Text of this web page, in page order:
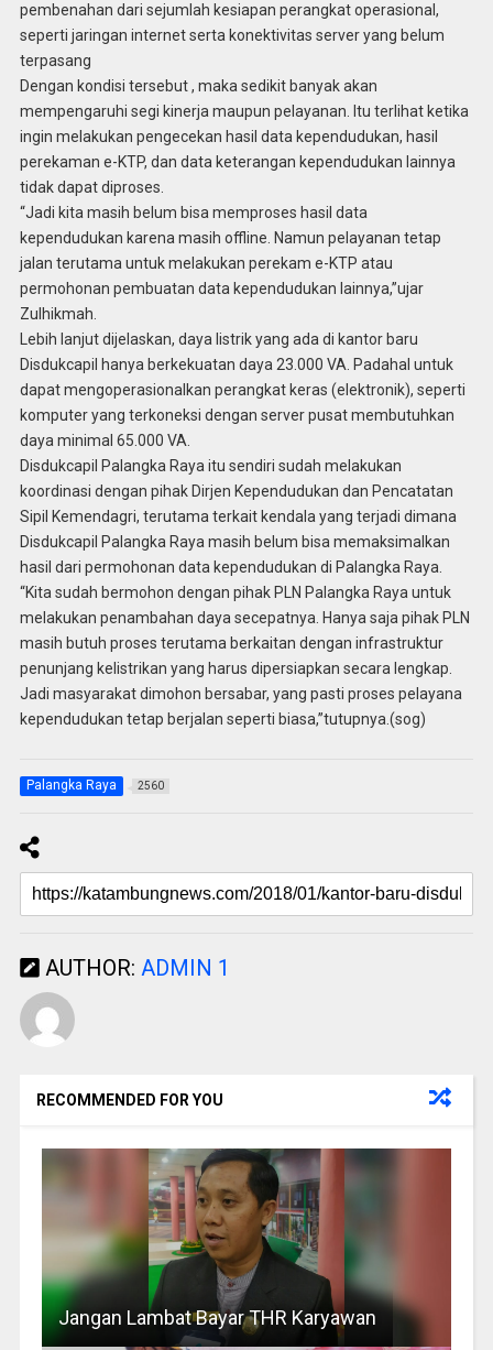
pembenahan dari sejumlah kesiapan perangkat operasional,
seperti jaringan internet serta konektivitas server yang belum
terpasang
Dengan kondisi tersebut , maka sedikit banyak akan
mempengaruhi segi kinerja maupun pelayanan. Itu terlihat ketika
ingin melakukan pengecekan hasil data kependudukan, hasil
perekaman e-KTP, dan data keterangan kependudukan lainnya
tidak dapat diproses.
“Jadi kita masih belum bisa memproses hasil data
kependudukan karena masih offline. Namun pelayanan tetap
jalan terutama untuk melakukan perekam e-KTP atau
permohonan pembuatan data kependudukan lainnya,”ujar
Zulhikmah.
Lebih lanjut dijelaskan, daya listrik yang ada di kantor baru
Disdukcapil hanya berkekuatan daya 23.000 VA. Padahal untuk
dapat mengoperasionalkan perangkat keras (elektronik), seperti
komputer yang terkoneksi dengan server pusat membutuhkan
daya minimal 65.000 VA.
Disdukcapil Palangka Raya itu sendiri sudah melakukan
koordinasi dengan pihak Dirjen Kependudukan dan Pencatatan
Sipil Kemendagri, terutama terkait kendala yang terjadi dimana
Disdukcapil Palangka Raya masih belum bisa memaksimalkan
hasil dari permohonan data kependudukan di Palangka Raya.
“Kita sudah bermohon dengan pihak PLN Palangka Raya untuk
melakukan penambahan daya secepatnya. Hanya saja pihak PLN
masih butuh proses terutama berkaitan dengan infrastruktur
penunjang kelistrikan yang harus dipersiapkan secara lengkap.
Jadi masyarakat dimohon bersabar, yang pasti proses pelayana
kependudukan tetap berjalan seperti biasa,”tutupnya.(sog)
Palangka Raya 2560
AUTHOR: ADMIN 1
RECOMMENDED FOR YOU
Jangan Lambat Bayar THR Karyawan